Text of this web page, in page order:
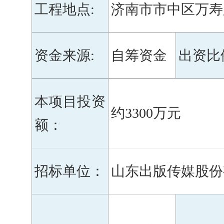
工程地点: 济南市市中区万
资金来源: 自筹资金 出资比
本项目投资
额：
约3300万元
招标单位： 山东出版传媒股